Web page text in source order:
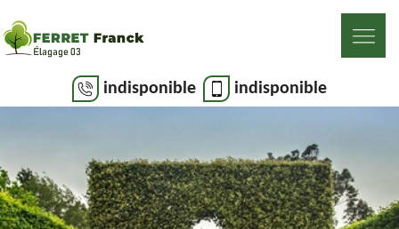
indisponible indisponible